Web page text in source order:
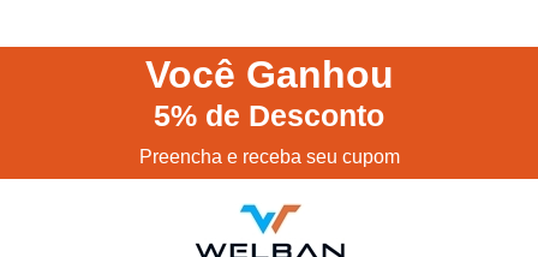
Você Ganhou
5% de Desconto
Preencha e receba seu cupom